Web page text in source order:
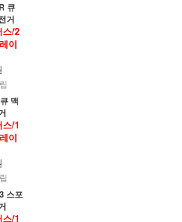
큐
거
스/2
이
맥
/1
이
스포
/1